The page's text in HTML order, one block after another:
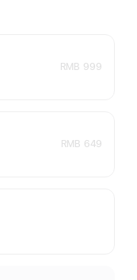
RMB 999
RMB 649